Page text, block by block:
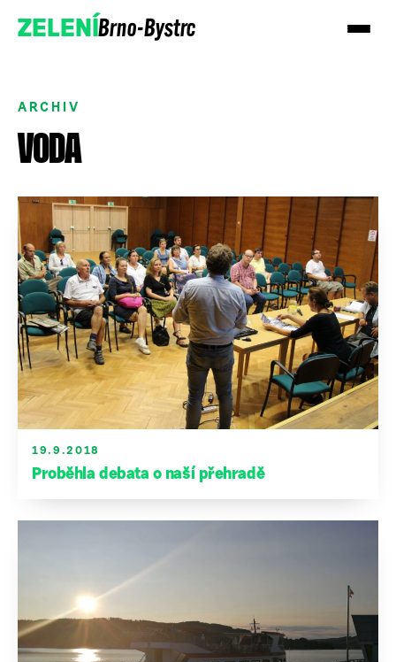
ZELENÍBrno-Bystrc
Podpořte nás
Přidejte se!
ARCHIV
VODA
19.9.2018
Proběhla debata o naší přehradě